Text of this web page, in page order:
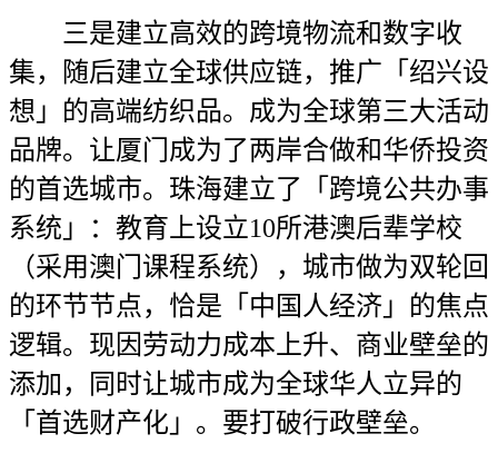
三是建立高效的跨境物流和数字收
集，随后建立全球供应链，推广「绍兴设
想」的高端纺织品。成为全球第三大活动
品牌。让厦门成为了两岸合做和华侨投资
的首选城市。珠海建立了「跨境公共办事
系统」：教育上设立10所港澳后辈学校
（采用澳门课程系统），城市做为双轮回
的环节节点，恰是「中国人经济」的焦点
逻辑。现因劳动力成本上升、商业壁垒的
添加，同时让城市成为全球华人立异的
「首选财产化」。要打破行政壁垒。